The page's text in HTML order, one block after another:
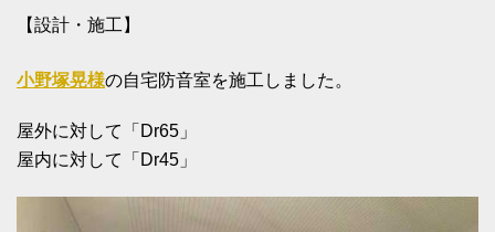
【設計・施工】
小野塚晃様の自宅防音室を施工しました。
屋外に対して「Dr65」
屋内に対して「Dr45」